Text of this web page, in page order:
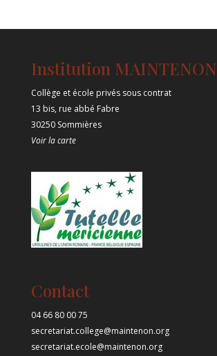
Institution MAINTENON
Collège et école privés sous contrat
13 bis, rue abbé Fabre
30250 Sommières
Voir la carte
Contact
04 66 80 00 75
secretariat.college@maintenon.org
secretariat.ecole@maintenon.org